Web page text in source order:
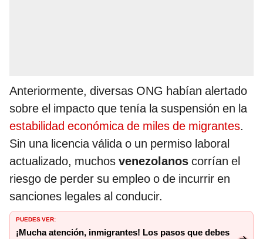
Anteriormente, diversas ONG habían alertado
sobre el impacto que tenía la suspensión en la
estabilidad económica de miles de migrantes.
Sin una licencia válida o un permiso laboral
actualizado, muchos venezolanos corrían el
riesgo de perder su empleo o de incurrir en
sanciones legales al conducir.
PUEDES VER:
¡Mucha atención, inmigrantes! Los pasos que debes